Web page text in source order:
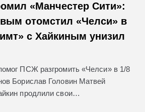
«Манчестер Сити»:
отомстил «Челси» в
с Хайкиным унизил
ПСЖ разгромить «Челси» в 1/8
Борислав Головин Матвей
продлили свои…